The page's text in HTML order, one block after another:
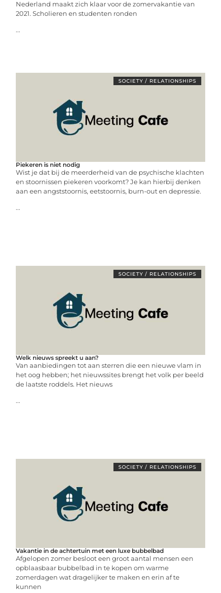
Nederland maakt zich klaar voor de zomervakantie van
2021. Scholieren en studenten ronden
...
SOCIETY / RELATIONSHIPS
Piekeren is niet nodig
Wist je dat bij de meerderheid van de psychische klachten
en stoornissen piekeren voorkomt? Je kan hierbij denken
aan een angststoornis, eetstoornis, burn-out en depressie.
...
SOCIETY / RELATIONSHIPS
Welk nieuws spreekt u aan?
Van aanbiedingen tot aan sterren die een nieuwe vlam in
het oog hebben; het nieuwssites brengt het volk per beeld
de laatste roddels. Het nieuws
...
SOCIETY / RELATIONSHIPS
Vakantie in de achtertuin met een luxe bubbelbad
Afgelopen zomer besloot een groot aantal mensen een
opblaasbaar bubbelbad in te kopen om warme
zomerdagen wat dragelijker te maken en erin af te
kunnen